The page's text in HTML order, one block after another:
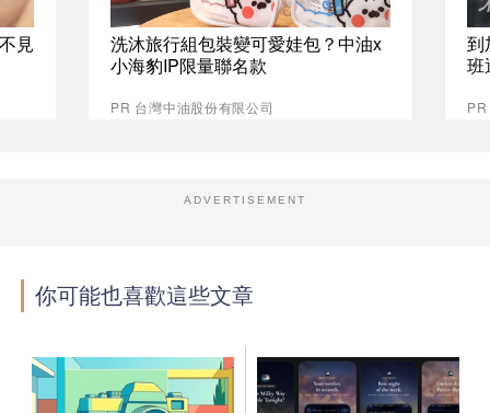
見
洗沐旅行組包裝變可愛娃包？中油x
小海豹IP限量聯名款
PR 台灣中油股份有限公司
到
班
ADVERTISEMENT
你可能也喜歡這些文章